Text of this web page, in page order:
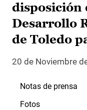
disposición
Desarrollo
de Toledo
20 de Noviembre
Notas de prensa
Fotos